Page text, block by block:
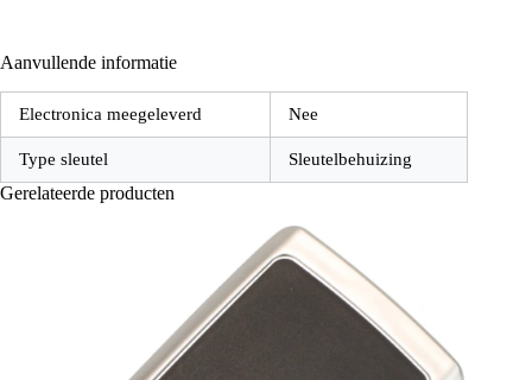
Aanvullende informatie
Electronica meegeleverd Nee
Type sleutel Sleutelbehuizing
Gerelateerde producten